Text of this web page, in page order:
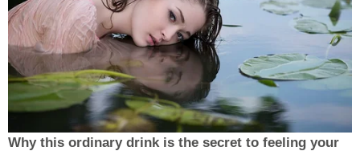
Why this ordinary drink is the secret to feeling your